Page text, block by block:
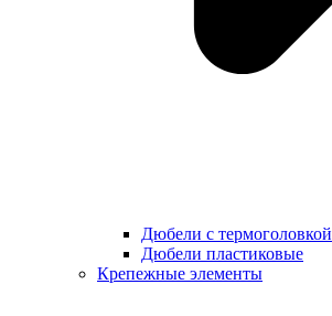
Дюбели с термоголовкой
Дюбели пластиковые
Крепежные элементы